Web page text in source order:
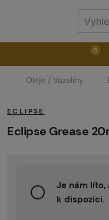
0
Zbraně Příslušenství
Střelivo Masky
Oleje / Vazelíny
ECLIPSE
Eclipse Grease
Je nám
k dispozici.